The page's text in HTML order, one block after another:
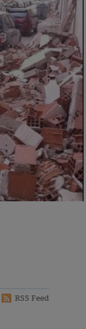
RSS Feed